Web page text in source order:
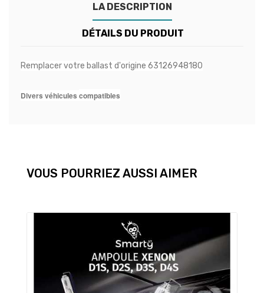
LA DESCRIPTION
DÉTAILS DU PRODUIT
Remplacer votre ballast d'origine 63126948180
Divers véhicules compatibles
VOUS POURRIEZ AUSSI AIMER